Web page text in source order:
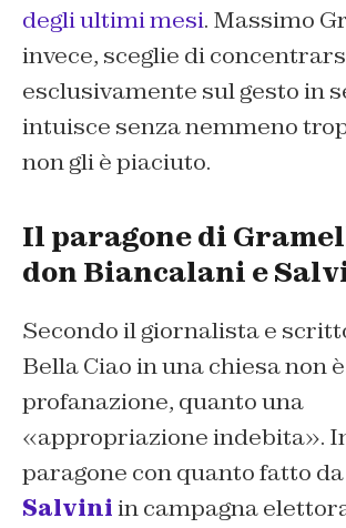
degli ultimi mesi. Massimo
invece, sceglie di
esclusivamente sul gesto in
intuisce senza nemmeno
non gli è piaciuto.
Il paragone di
don Biancalani e
Secondo il giornalista e
Bella Ciao in una chiesa non
profanazione, quanto una
«appropriazione indebita».
paragone con quanto fatto da
Salviniin campagna